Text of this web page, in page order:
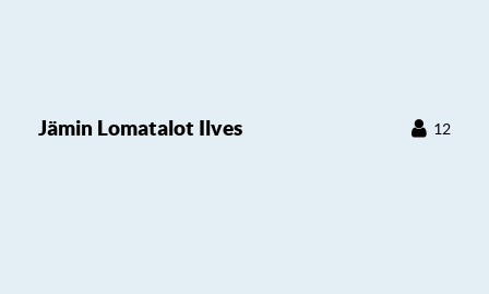
Jämin Lomatalot Ilves 12